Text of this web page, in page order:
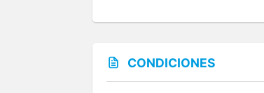
CONDICIONES